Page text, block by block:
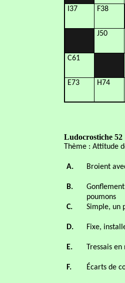
I37 F38
J50
C61
E73 H74
Ludocrostiche 52
Thème : Attitude
A. Broient
B.
poumons
C.
Simple, un
D.
Fixe,
E.
Tressais en
F.
Écarts de